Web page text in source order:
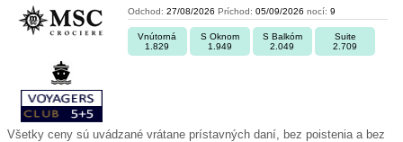
Odchod: 27/08/2026 Príchod: 05/09/2026 nocí: 9
Vnútorná
1.829
S Oknom
1.949
S Balkóm
2.049
Suite
2.709
Všetky ceny sú uvádzané vrátane prístavných daní, bez poistenia a bez